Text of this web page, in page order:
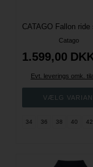
Catago
1.599,00
Evt. leverings omk.
34 36 38 40 42